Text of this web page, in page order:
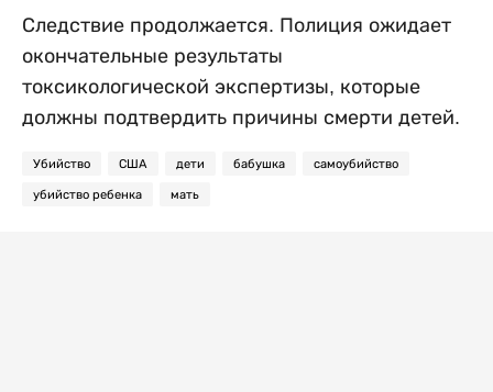
Следствие продолжается. Полиция ожидает
окончательные результаты
токсикологической экспертизы, которые
должны подтвердить причины смерти детей.
Убийство США дети бабушка самоубийство
убийство ребенка мать